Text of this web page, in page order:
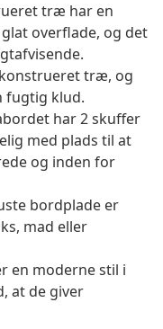
træ har en
overflade, og det
træ, og
fugtig klud.
har 2 skuffer
med plads til at
og inden for
bordplade er
mad eller
en moderne stil i
at de giver